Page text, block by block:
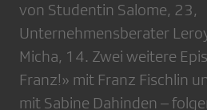
von Studentin Salome, 23,
Unternehmensberater
Micha, 14. Zwei weitere
Franz!» mit Franz Fischlin
mit Sabine Dahinden –